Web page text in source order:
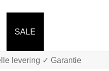
SALE
levering ✓ Garantie